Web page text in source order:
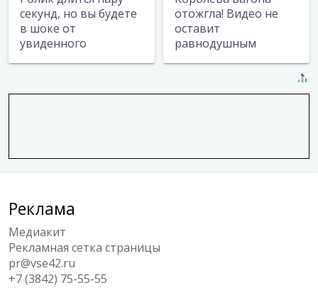
секунд, но вы будете
в шоке от
увиденного
отожгла! Видео не
оставит
равнодушным
Реклама
Медиакит
Рекламная сетка страницы
pr@vse42.ru
+7 (3842) 75-55-55